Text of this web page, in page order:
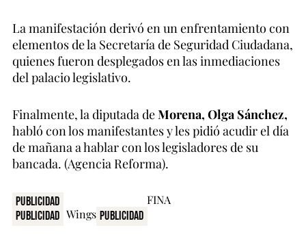
La manifestación derivó en un enfrentamiento con
elementos de la Secretaría de Seguridad Ciudadana,
quienes fueron desplegados en las inmediaciones
del palacio legislativo.
Finalmente, la diputada deMorena, Olga Sánchez,
habló con los manifestantes y les pidió acudir el día
de mañana a hablar con los legisladores de su
bancada. (Agencia Reforma).
Publicidad
Publicidad
Publicidad